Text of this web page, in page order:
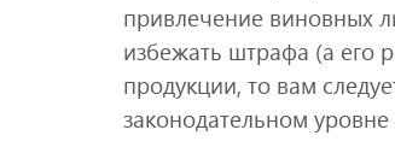
привлечение виновных
избежать штрафа (а его
продукции, то вам
законодательном